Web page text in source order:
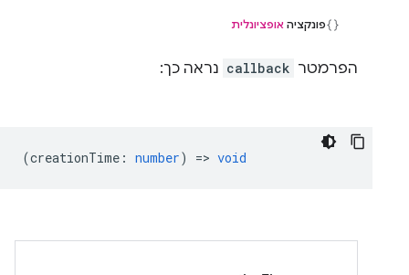
פונקציה אופציונלית
הפרמטר callback נראה כך:
(creationTime : number) => void